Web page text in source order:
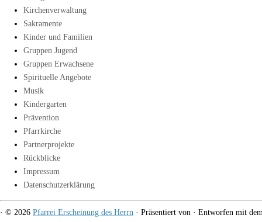
Kirchenverwaltung
Sakramente
Kinder und Familien
Gruppen Jugend
Gruppen Erwachsene
Spirituelle Angebote
Musik
Kindergarten
Prävention
Pfarrkirche
Partnerprojekte
Rückblicke
Impressum
Datenschutzerklärung
· © 2026 Pfarrei Erscheinung des Herrn · Präsentiert von · Entworfen mit